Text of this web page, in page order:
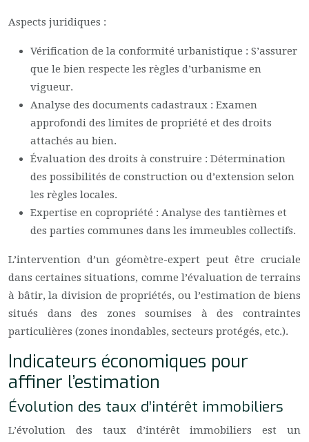
Aspects juridiques :
Vérification de la conformité urbanistique : S’assurer
que le bien respecte les règles d’urbanisme en
vigueur.
Analyse des documents cadastraux : Examen
approfondi des limites de propriété et des droits
attachés au bien.
Évaluation des droits à construire : Détermination
des possibilités de construction ou d’extension selon
les règles locales.
Expertise en copropriété : Analyse des tantièmes et
des parties communes dans les immeubles collectifs.
L’intervention d’un géomètre-expert peut être cruciale
dans certaines situations, comme l’évaluation de terrains
à bâtir, la division de propriétés, ou l’estimation de biens
situés dans des zones soumises à des contraintes
particulières (zones inondables, secteurs protégés, etc.).
Indicateurs économiques pour
affiner l’estimation
Évolution des taux d’intérêt immobiliers
L’évolution des taux d’intérêt immobiliers est un